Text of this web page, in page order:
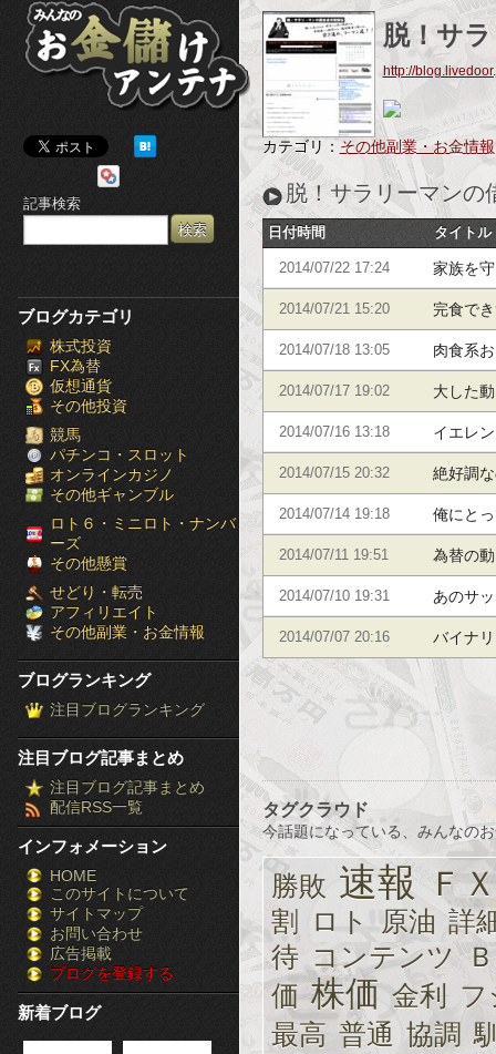
み
ん
な
の
お
金
儲
け
ア
ン
テ
ナ
［ブ
ロ
グ
ラ
ン
ン
グ］-
株
FX
競
馬
パ
記事検索
ブログカテゴリ
株式投資
FX為替
仮想通貨
その他投資
競馬
パチンコ・スロット
オンラインカジノ
その他ギャンブル
ロト６・ミニロト・ナンバ
ーズ
その他懸賞
せどり・転売
アフィリエイト
その他副業・お金情報
ブログランキング
注目ブログランキング
注目ブログ記事まとめ
注目ブログ記事まとめ
配信RSS一覧
インフォメーション
HOME
このサイトについて
サイトマップ
お問い合わせ
広告掲載
ブログを登録する
新着ブログ
脱！サ
http://
カテゴリ： その他副業・お金情報
脱！サラリーマンの
日付時間 タイトル
2014/07/22 17:24 家族を
2014/07/21 15:20 完食で
2014/07/18 13:05 肉食系
2014/07/17 19:02 大した
2014/07/16 13:18 イエレ
2014/07/15 20:32 絶好調
2014/07/14 19:18 俺にと
2014/07/11 19:51 為替の
2014/07/10 19:31 あのサ
2014/07/07 20:16 バイナ
タグクラウド
今話題になっている、みんなの
勝敗 速報 ＦＸ
割 ロト 原油 詳
待 コンテンツ
価 株価 金利
フ
最高 普通 協調